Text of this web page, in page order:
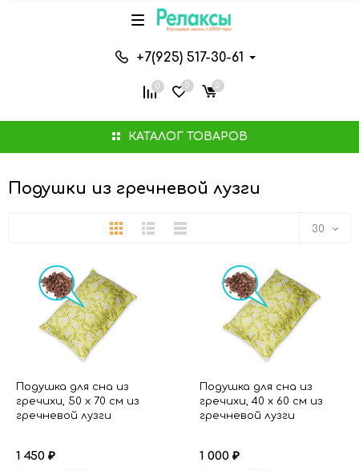
КАТАЛОГ ТОВАРОВ
+7(925) 517-30-61
0 0 0
Подушки из гречневой лузги
ПлиткаПодробноКомпактно 30
60
Подушка для сна из
гречихи, 50 х 70 см из
гречневой лузги
1 450 ₽
Подушка для сна из
гречихи, 40 х 60 см из
гречневой лузги
1 000 ₽